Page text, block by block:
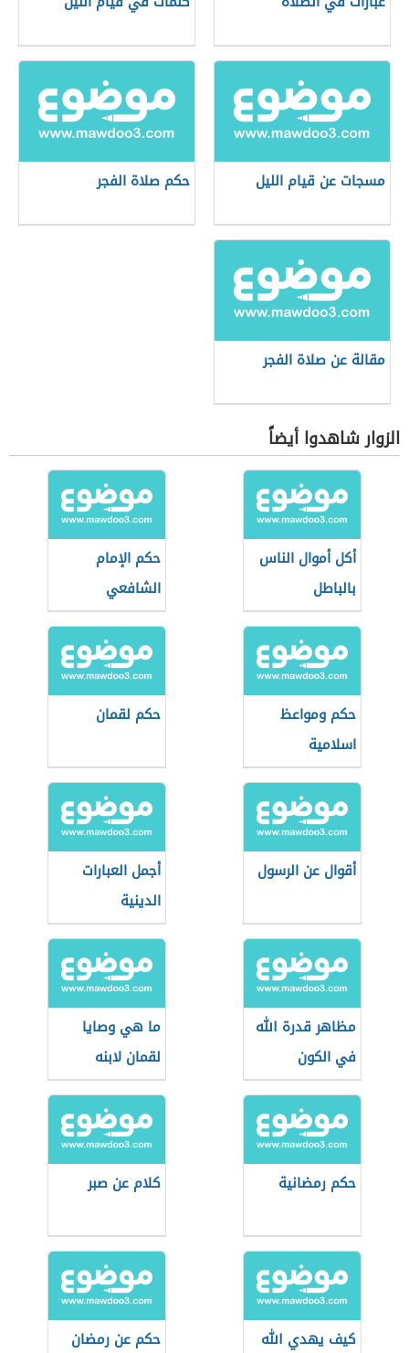
مسجات عن قيام الليل حكم صلاة الفجر
مقالة عن صلاة الفجر
الزوار شاهدوا أيضاً
أكل أموال الناس
بالباطل
حكم الإمام
الشافعي
حكم ومواعظ
اسلامية
حكم لقمان
أقوال عن الرسول
أجمل العبارات
الدينية
مظاهر قدرة الله
في الكون
ما هي وصايا
لقمان لابنه
حكم رمضانية كلام عن صبر
كيف يهدي الله
حكم عن رمضان